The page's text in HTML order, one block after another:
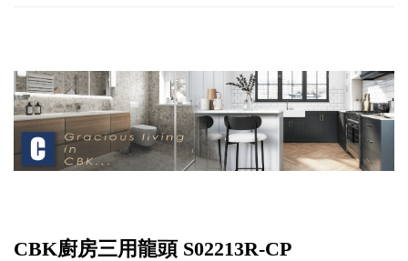
CBK廚房三用龍頭 S02213R-CP